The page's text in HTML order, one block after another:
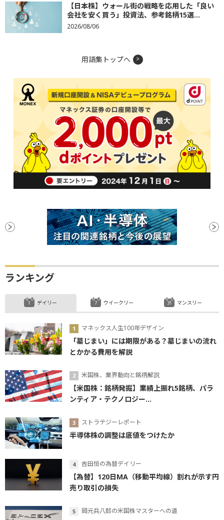
【日本株】ウォール街の戦略を応用した「良い
会社を安く買う」投資法、参考銘柄15選...
2026/08/06
用語集トップへ
ランキング
デイリー
マネックス人生100年デザイン
「墓じまい」には期限がある？墓じまいの流れ
とかかる費用を解説
米国株、業界動向と銘柄解説
【米国株：銘柄発掘】業績上振れ5銘柄、パラ
ンティア・テクノロジー...
ストラテジーレポート
半導体株の調整は底値をつけたか
吉田恒の為替デイリー
【為替】120日MA（移動平均線）割れが示す円
売り取引の損失
岡元兵八郎の米国株マスターへの道
ウイークリー マンスリー